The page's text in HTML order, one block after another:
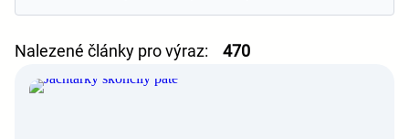
Nalezené články pro výraz: 470